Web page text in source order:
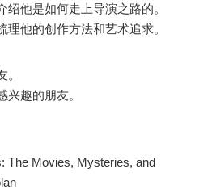
他是如何走上导演之路的。
The Movies, Mysteries, and